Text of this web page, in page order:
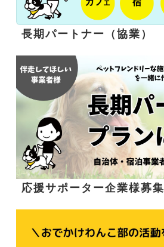
長期パートナー（協業）
応援サポーター企業様募集